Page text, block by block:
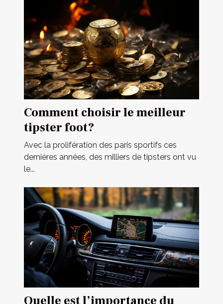
Comment choisir le meilleur
tipster foot?
Avec la prolifération des paris sportifs ces
dernières années, des milliers de tipsters ont vu
le...
Quelle est l’importance du